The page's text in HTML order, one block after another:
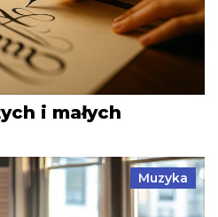
i małych
Muzyka